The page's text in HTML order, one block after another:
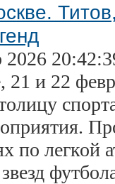
2026
и 22
по легкой